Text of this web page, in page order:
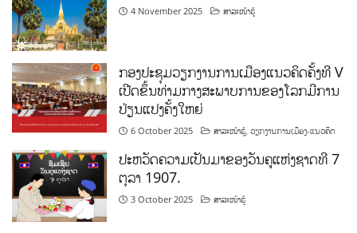
4 November 2025 ສາລະໜ້າຮູ້
ກອງປະຊຸມວຽກງານການເມືອງແນວຄິດຄັ້ງທີ V
ເປີດຂຶ້ນທ່າມກາງສະພາບການຂອງໂລກມີການ
ປ່ຽນແປງຄັ້ງໃຫຍ່
6 October 2025 ສາລະໜ້າຮູ້,ວຽກງານການເມືອງ-ແນວຄິດ
ປະຫວັດຄວາມເປັນມາຂອງວັນຄູແຫ່ງຊາດທີ 7
ຕຸລາ 1907.
3 October 2025 ສາລະໜ້າຮູ້